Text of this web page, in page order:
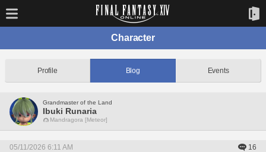
Character
Profile Blog Events
Grandmaster of the Land
Ibuki Runaria
Mandragora [Meteor]
05/11/2026 6:11 AM 16